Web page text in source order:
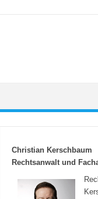
Christian Kerschbaum
Rechtsanwalt und